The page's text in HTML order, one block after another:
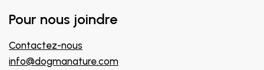
Pour nous joindre
Contactez-nous
info@dogmanature.com